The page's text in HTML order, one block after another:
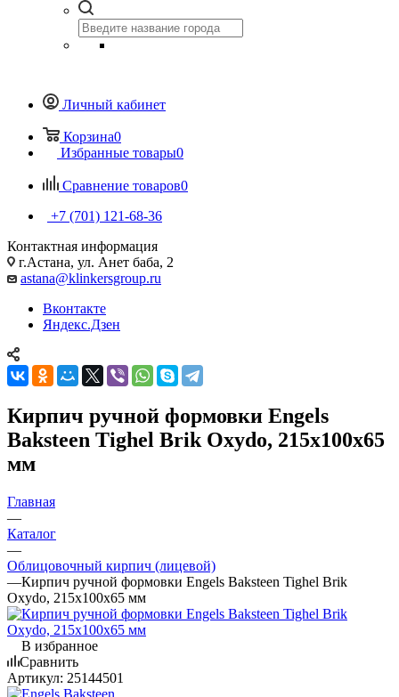
Личный кабинет
Корзина0
Избранные товары0
Сравнение товаров0
+7 (701) 121-68-36
Контактная информация
г.Астана, ул. Анет баба, 2
astana@klinkersgroup.ru
Вконтакте
Яндекс.Дзен
Кирпич ручной формовки Engels
Baksteen Tighel Brik Oxydo, 215х100х65
мм
Главная
—
Каталог
—
Облицовочный кирпич (лицевой)
—Кирпич ручной формовки Engels Baksteen Tighel Brik
Oxydo, 215х100х65 мм
В избранное
Сравнить
Артикул: 25144501